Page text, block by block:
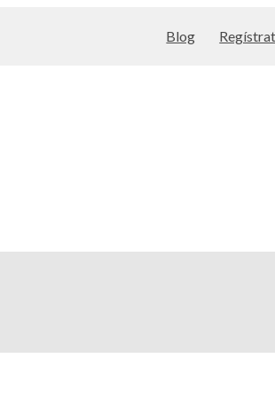
Blog